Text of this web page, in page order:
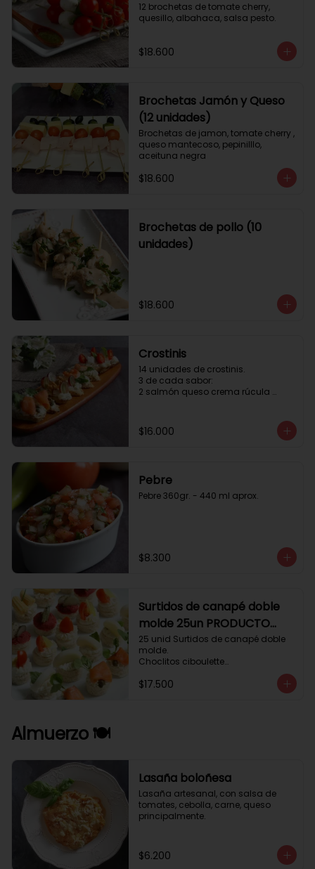
12 brochetas de tomate cherry,
quesillo, albahaca, salsa pesto.
$18.600
Brochetas Jamón y Queso
(12 unidades)
Brochetas de jamon, tomate cherry ,
queso mantecoso, pepinilllo,
aceituna negra
$18.600
Brochetas de pollo (10
unidades)
$18.600
Crostinis
14 unidades de crostinis.
3 de cada sabor:
2 salmón queso crema rúcula
caramelizada y miel.
3 camaron queso crema rúcula.
$16.000
Pebre
Pebre 360gr. - 440 ml aprox.
$8.300
Surtidos de canapé doble
molde 25un PRODUCTO
DELICADO .
25 unid Surtidos de canapé doble
molde.
Choclitos ciboulette
Tomate aji verde.
$17.500
Almuerzo 🍽️
Lasaña boloñesa
Lasaña artesanal, con salsa de
tomates, cebolla, carne, queso
principalmente.
$6.200